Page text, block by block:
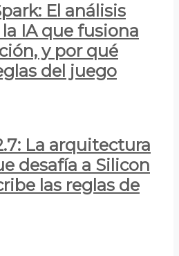
El análisis
IA que fusiona
y por qué
del juego
La arquitectura
desafía a Silicon
las reglas de